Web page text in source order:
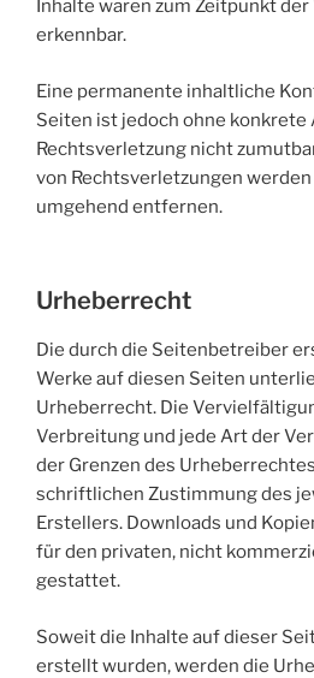
Inhalte waren zum Zeitpunkt
erkennbar.
Eine permanente inhaltliche
Seiten ist jedoch ohne
Rechtsverletzung nicht
von Rechtsverletzungen
umgehend entfernen.
Urheberrecht
Die durch die Seitenbetreiber
Werke auf diesen Seiten
Urheberrecht. Die
Verbreitung und jede Art der
der Grenzen des
schriftlichen Zustimmung des
Erstellers. Downloads und
für den privaten, nicht
gestattet.
Soweit die Inhalte auf dieser
erstellt wurden, werden die